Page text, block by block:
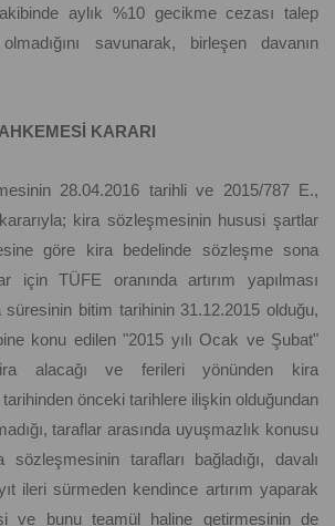
aylık %10 gecikme cezası talep
savunarak, birleşen davanın
KARARI
28.04.2016 tarihli ve 2015/787 E.,
kira sözleşmesinin hususi şartlar
göre kira bedelinde sözleşme sona
için TÜFE oranında artırım yapılması
süresinin bitim tarihinin 31.12.2015 olduğu,
konu edilen "2015 yılı Ocak ve Şubat"
alacağı ve ferileri yönünden kira
önceki tarihlere ilişkin olduğundan
taraflar arasında uyuşmazlık konusu
sözleşmesinin tarafları bağladığı, davalı
ileri sürmeden kendince artırım yaparak
ve bunu teamül haline getirmesinin de